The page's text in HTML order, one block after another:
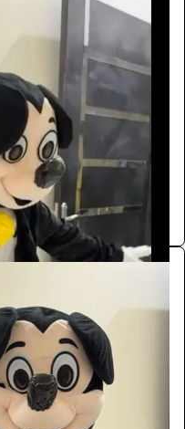
شخصية ميكي ماوس
الفعاليات والحفلات
الرياض
0.0 (0)
الفعاليات والحفلات